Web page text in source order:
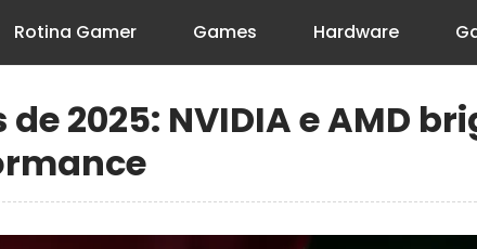
Rotina Gamer Games Hardware
de 2025: NVIDIA e AMD